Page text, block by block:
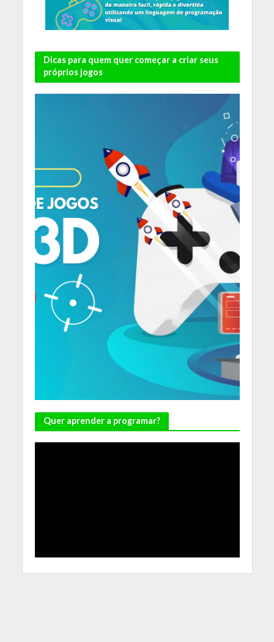
Dicas para quem quer começar a criar seus
próprios jogos
Quer aprender a programar?